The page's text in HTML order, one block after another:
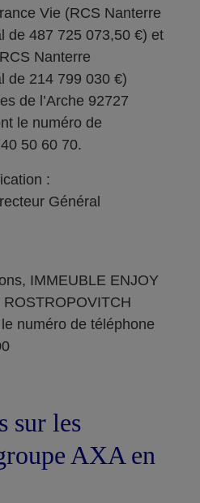
Vie (RCS Nanterre
de 487 725 073,50 €) et
Nanterre
de 214 799 030 €)
de l’Arche 92727
le numéro de
50 60 70.
:
Général
IMMEUBLE ENJOY
numéro de téléphone
sur les
AXA en